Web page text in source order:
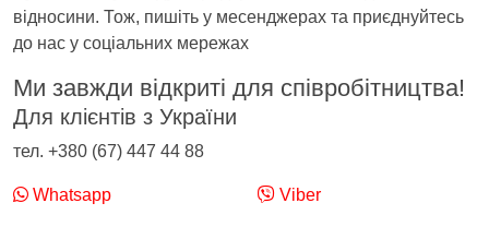
відносини. Тож, пишіть у месенджерах та приєднуйтесь
до нас у соціальних мережах
Ми завжди відкриті для співробітництва!
Для клієнтів з України
тел. +380 (67) 447 44 88
Whatsapp Viber